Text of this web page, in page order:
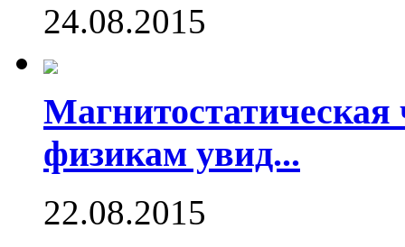
24.08.2015
Магнитостатическая
физикам увид...
22.08.2015